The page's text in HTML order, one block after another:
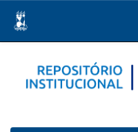
navigation